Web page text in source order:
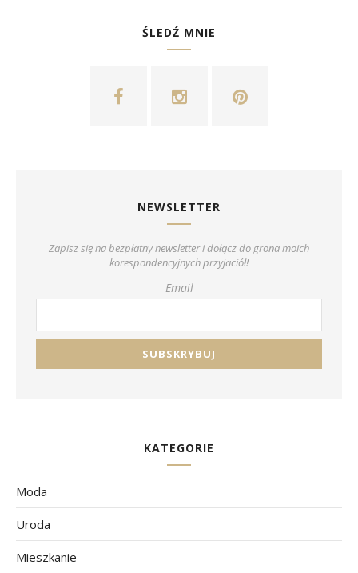
ŚLEDŹ MNIE
NEWSLETTER
Zapisz się na bezpłatny newsletter i dołącz do grona moich
korespondencyjnych przyjaciół!
Email
KATEGORIE
Moda
Uroda
Mieszkanie